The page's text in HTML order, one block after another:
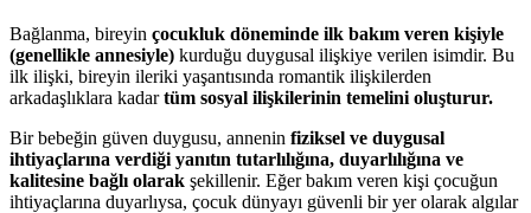
Bağlanma, bireyin çocukluk döneminde ilk bakım veren kişiyle
(genellikle annesiyle) kurduğu duygusal ilişkiye verilen isimdir. Bu
ilk ilişki, bireyin ileriki yaşantısında romantik ilişkilerden
arkadaşlıklara kadartüm sosyal ilişkilerinin temelini oluşturur.
Bir bebeğin güven duygusu, annenin fiziksel ve duygusal
ihtiyaçlarına verdiği yanıtın tutarlılığına, duyarlılığına ve
kalitesine bağlı olarak şekillenir. Eğer bakım veren kişi çocuğun
ihtiyaçlarına duyarlıysa, çocuk dünyayı güvenli bir yer olarak algılar